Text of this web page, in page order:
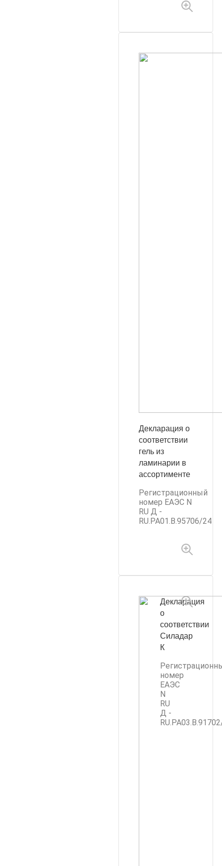
Декларация о
соответствии
гель из
ламинарии в
ассортименте
Регистрационный
номер ЕАЭС N
RU Д -
RU.PA01.B.95706/24
Декларация
о
соответствии
Силадар
К
номер
ЕАЭС
N
RU
Д -